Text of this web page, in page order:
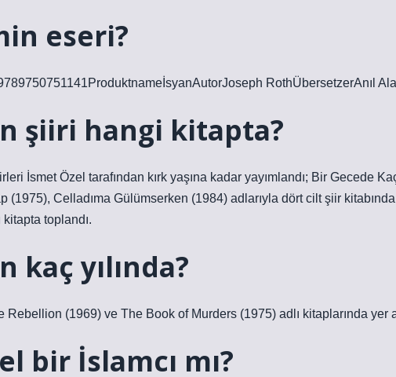
eseri?
RothÜbersetzerAnıl
şiiri hangi kitapta?
İsmet Özel tarafından kırk yaşına kadar yayımlandı; Bir Gecede
(1975), Celladıma Gülümserken (1984) adlarıyla dört cilt şiir
toplandı.
kaç yılında?
Rebellion (1969) ve The Book of Murders (1975) adlı kitaplarında yer
bir İslamcı mı?